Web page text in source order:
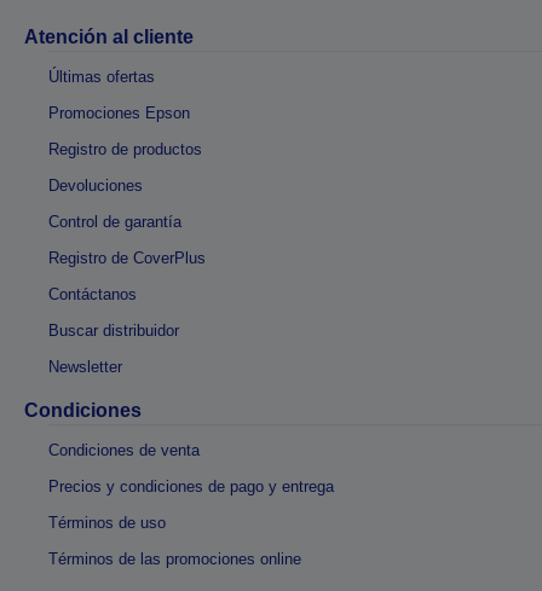
Atención al cliente
Últimas ofertas
Promociones Epson
Registro de productos
Devoluciones
Control de garantía
Registro de CoverPlus
Contáctanos
Buscar distribuidor
Newsletter
Condiciones
Condiciones de venta
Precios y condiciones de pago y entrega
Términos de uso
Términos de las promociones online